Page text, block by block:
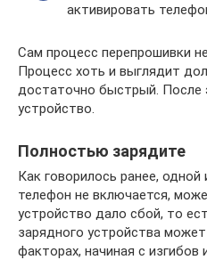
активировать
Сам процесс перепрошивки
Процесс хоть и выглядит
достаточно быстрый. После
устройство.
Полностью зарядите
Как говорилось ранее, одной
телефон не включается,
устройство дало сбой, то
зарядного устройства
факторах, начиная с изгибов